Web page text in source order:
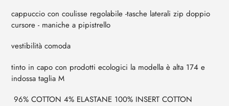
cappuccio con coulisse regolabile -tasche laterali zip doppio
cursore - maniche a pipistrello
vestibilità comoda
tinto in capo con prodotti ecologici la modella è alta 174 e
indossa taglia M
96% COTTON 4% ELASTANE 100% INSERT COTTON